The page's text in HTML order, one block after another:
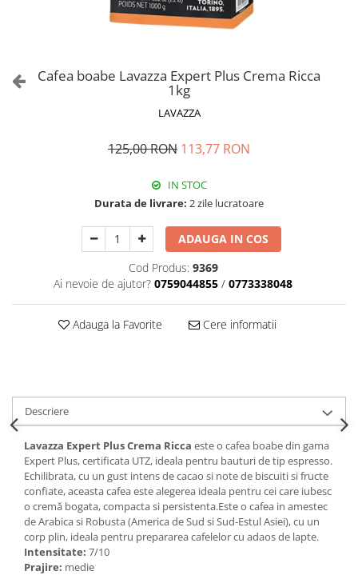
Cafea boabe Lavazza Expert Plus Crema Ricca
1kg
LAVAZZA
125,00 RON 113,77 RON
IN STOC
Durata de livrare: 2 zile lucratoare
ADAUGA IN COS
Cod Produs: 9369
Ai nevoie de ajutor? 0759044855 / 0773338048
Adauga la Favorite Cere informatii
Descriere
Lavazza Expert Plus Crema Ricca este o cafea boabe din gama
Expert Plus, certificata UTZ, ideala pentru bauturi de tip espresso.
Echilibrata, cu un gust intens de cacao si note de biscuiti si fructe
confiate, aceasta cafea este alegerea ideala pentru cei care iubesc
o cremă bogata, compacta si persistenta.Este o cafea in amestec
de Arabica si Robusta (America de Sud si Sud-Estul Asiei), cu un
corp plin, ideala pentru prepararea cafelelor cu adaos de lapte.
Intensitate: 7/10
Prajire: medie